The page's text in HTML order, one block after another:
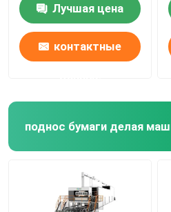
Лучшая цена
контактные
поднос бумаги делая